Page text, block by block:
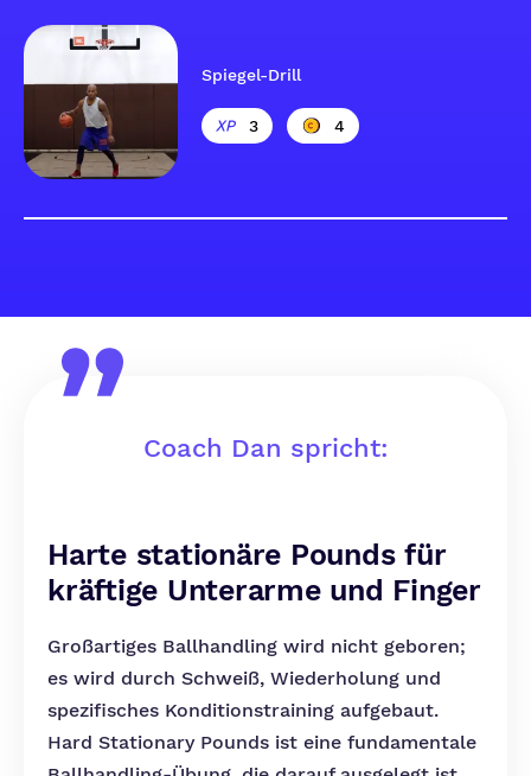
Spiegel-Drill
3 4
Coach Dan spricht:
Harte stationäre Pounds für
kräftige Unterarme und Finger
Großartiges Ballhandling wird nicht geboren;
es wird durch Schweiß, Wiederholung und
spezifisches Konditionstraining aufgebaut.
Hard Stationary Pounds ist eine fundamentale